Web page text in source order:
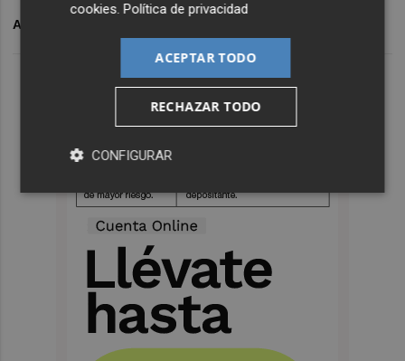
ARCHIVADO EN
cookies.Política de privacidad
ACEPTAR TODO
RECHAZAR TODO
CONFIGURAR